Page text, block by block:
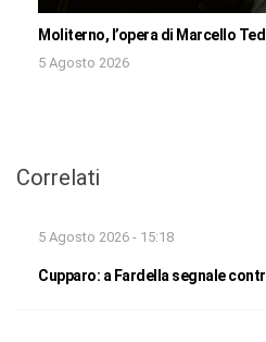
Moliterno, l’opera di Marcello
5 Agosto 2026
Correlati
5 Agosto 2026 - 15:18
Cupparo: a Fardella segnale